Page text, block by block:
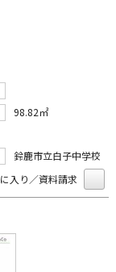
98.82㎡
鈴鹿市立白子中学校
入り／資料請求